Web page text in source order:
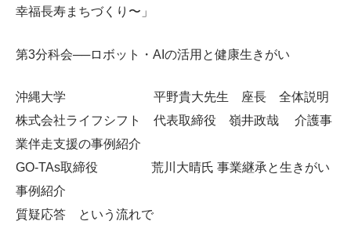
幸福長寿まちづくり〜」
第3分科会──ロボット・AIの活用と健康生きがい
沖縄大学 平野貴大先生 座長 全体説明
株式会社ライフシフト 代表取締役 嶺井政哉 介護事
業伴走支援の事例紹介
GO-TAs取締役 荒川大晴氏 事業継承と生きがい
事例紹介
質疑応答 という流れで